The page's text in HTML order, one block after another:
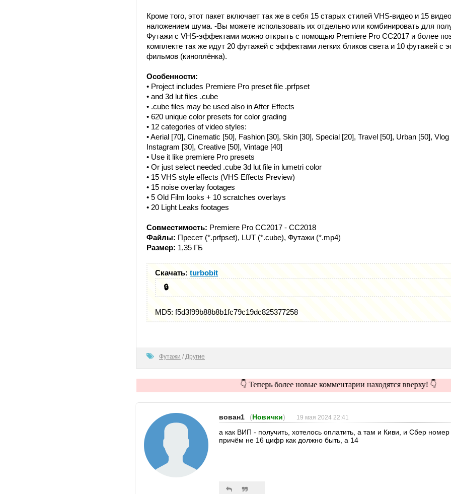
Кроме того, этот пакет включает так же в себя 15 старых стилей VHS-видео и 15
наложением шума. -Вы можете использовать их отдельно или комбинировать для
Футажи с VHS-эффектами можно открыть с помощью Premiere Pro CC2017 и более
комплекте так же идут 20 футажей с эффектами легких бликов света и 10 футажей с
фильмов (киноплёнка).
Особенности:
• Project includes Premiere Pro preset file .prfpset
• and 3d lut files .cube
• .cube files may be used also in After Effects
• 620 unique color presets for color grading
• 12 categories of video styles:
• Aerial [70], Cinematic [50], Fashion [30], Skin [30], Special [20], Travel [50], Urban [50],
Instagram [30], Creative [50], Vintage [40]
• Use it like premiere Pro presets
• Or just select needed .cube 3d lut file in lumetri color
• 15 VHS style effects (VHS Effects Preview)
• 15 noise overlay footages
• 5 Old Film looks + 10 scratches overlays
• 20 Light Leaks footages
Совместимость: Premiere Pro CC2017 - CC2018
Файлы: Пресет (*.prfpset), LUT (*.cube), Футажи (*.mp4)
Размер: 1,35 ГБ
Скачать:turbobit
🔒
MD5: f5d3f99b88b8b1fc79c19dc825377258
Футажи / Другие
👇 Теперь более новые комментарии находятся вверху! 👇
вован1 (Новички) 19 мая 2024 22:41
а как ВИП - получить, хотелось оплатить, а там и Киви, и Сбер
причём не 16 цифр как должно быть, а 14